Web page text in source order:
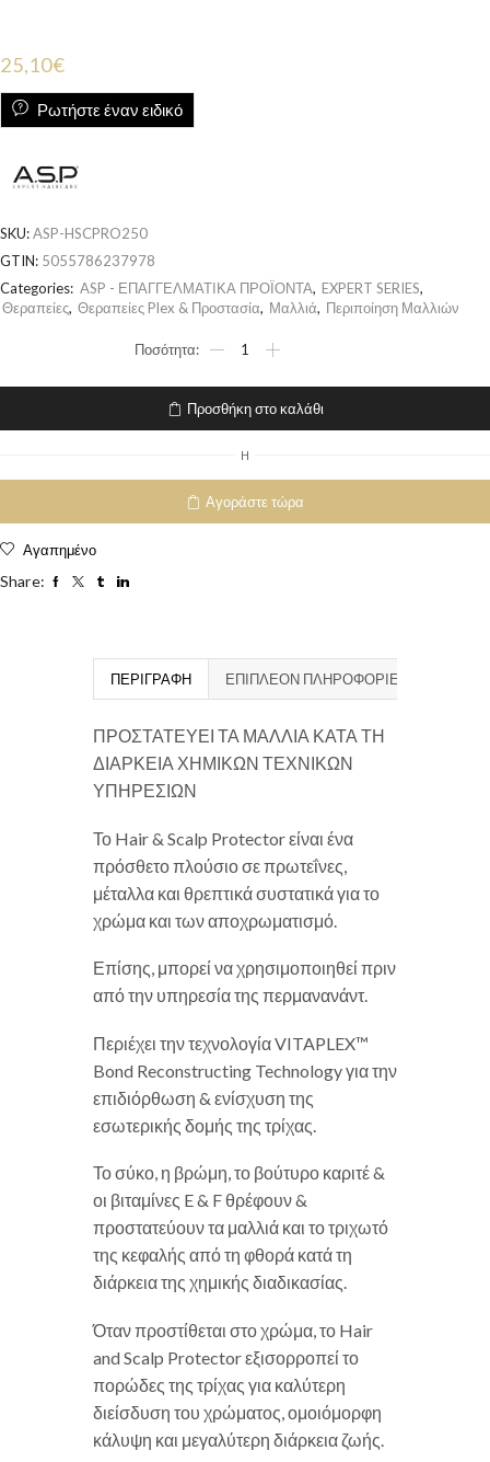
25,10€
Ρωτήστε έναν ειδικό
SKU:ASP-HSCPRO250
GTIN: 5055786237978
Categories: ASP - ΕΠΑΓΓΕΛΜΑΤΙΚΑ ΠΡΟΪΟΝΤΑ, EXPERT SERIES,
Θεραπείες, Θεραπείες Plex & Προστασία, Μαλλιά, Περιποίηση Μαλλιών
Προσθήκη στο καλάθι
H
Αγοράστε τώρα
Αγαπημένο
Share:
ΠΕΡΙΓΡΑΦΉ ΕΠΙΠΛΈΟΝ ΠΛΗΡΟΦΟΡΊΕΣ
ΠΡΟΣΤΑΤΕΥΕΙ ΤΑ ΜΑΛΛΙΑ ΚΑΤΑ ΤΗ
ΔΙΑΡΚΕΙΑ ΧΗΜΙΚΩΝ ΤΕΧΝΙΚΩΝ
ΥΠΗΡΕΣΙΩΝ
Το Hair & Scalp Protector είναι ένα
πρόσθετο πλούσιο σε πρωτεΐνες,
μέταλλα και θρεπτικά συστατικά για το
χρώμα και των αποχρωματισμό.
Επίσης, μπορεί να χρησιμοποιηθεί πριν
από την υπηρεσία της περμανανάντ.
Περιέχει την τεχνολογία VITAPLEX™
Bond Reconstructing Technology για την
επιδιόρθωση & ενίσχυση της
εσωτερικής δομής της τρίχας.
Το σύκο, η βρώμη, το βούτυρο καριτέ &
οι βιταμίνες E & F θρέφουν &
προστατεύουν τα μαλλιά και το τριχωτό
της κεφαλής από τη φθορά κατά τη
διάρκεια της χημικής διαδικασίας.
Όταν προστίθεται στο χρώμα, το Hair
and Scalp Protector εξισορροπεί το
πορώδες της τρίχας για καλύτερη
διείσδυση του χρώματος, ομοιόμορφη
κάλυψη και μεγαλύτερη διάρκεια ζωής.